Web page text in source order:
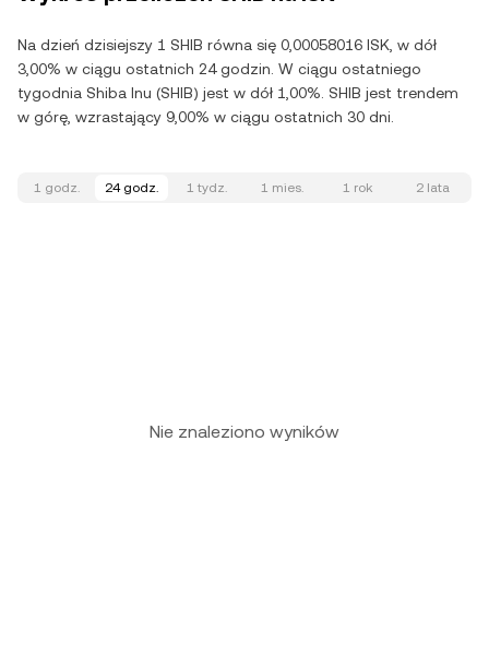
Na dzień dzisiejszy 1 SHIB równa się 0,00058016 ISK, w dół
3,00% w ciągu ostatnich 24 godzin. W ciągu ostatniego
tygodnia Shiba Inu (SHIB) jest w dół 1,00%. SHIB jest trendem
w górę, wzrastający 9,00% w ciągu ostatnich 30 dni.
1 godz. 24 godz. 1 tydz. 1 mies. 1 rok 2 lata
Nie znaleziono wyników